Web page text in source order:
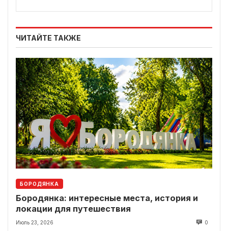
ЧИТАЙТЕ ТАКЖЕ
БОРОДЯНКА
Бородянка: интересные места, история и
локации для путешествия
Июль 23, 2026 0